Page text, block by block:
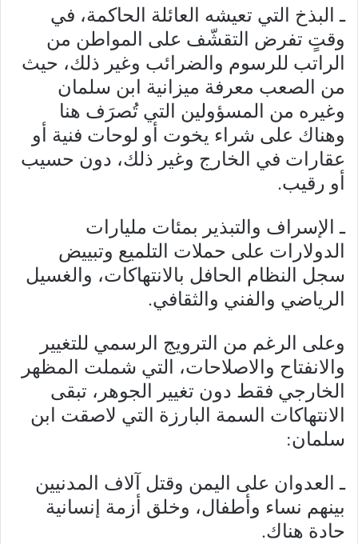
ـ البذخ التي تعيشه العائلة الحاكمة، في
وقتٍ تفرض التقشّف على المواطن من
الراتب للرسوم والضرائب وغير ذلك، حيث
من الصعب معرفة ميزانية ابن سلمان
وغيره من المسؤولين التي تُصرَف هنا
وهناك على شراء يخوت أو لوحات فنية أو
عقارات في الخارج وغير ذلك، دون حسيب
أو رقيب.
ـ الإسراف والتبذير بمئات مليارات
الدولارات على حملات التلميع وتبييض
سجل النظام الحافل بالانتهاكات، والغسيل
الرياضي والفني والثقافي.
وعلى الرغم من الترويج الرسمي للتغيير
والانفتاح والاصلاحات، التي شملت المظهر
الخارجي فقط دون تغيير الجوهر، تبقى
الانتهاكات السمة البارزة التي لاصقت ابن
سلمان:
ـ العدوان على اليمن وقتل آلاف المدنيين
بينهم نساء وأطفال، وخلق أزمة إنسانية
حادة هناك.